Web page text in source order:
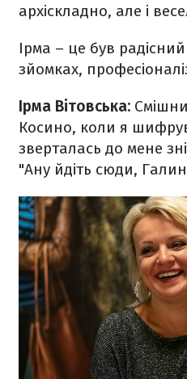
архіскладно, але і
Ірма – це був
зйомках,
Ірма Вітовська:
Косино, коли я
зверталась до мене
"Ану йдіть сюди,